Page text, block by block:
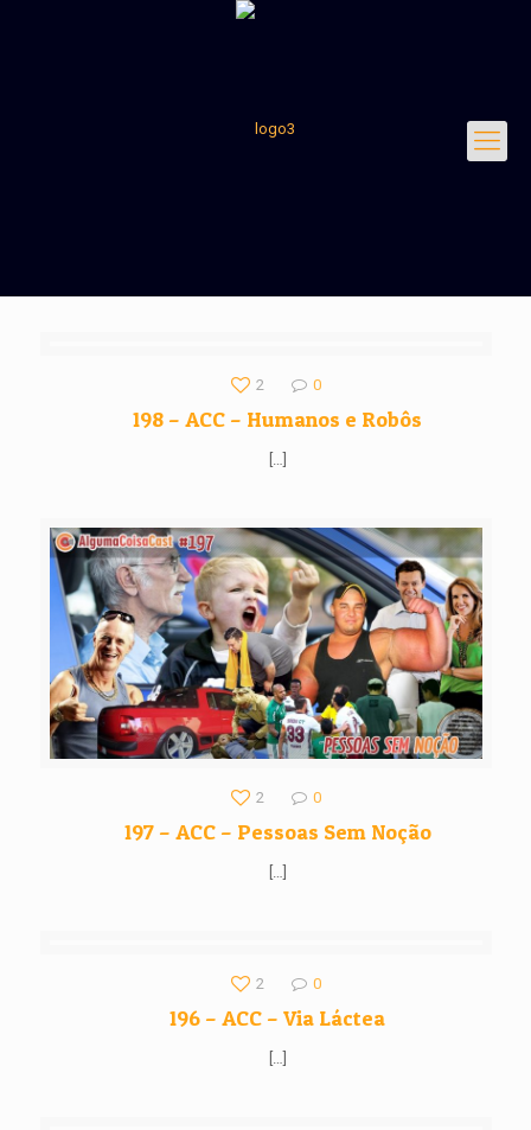
2 0
198 – ACC – Humanos e Robôs
[…]
2 0
197 – ACC – Pessoas Sem Noção
[…]
2 0
196 – ACC – Via Láctea
[…]